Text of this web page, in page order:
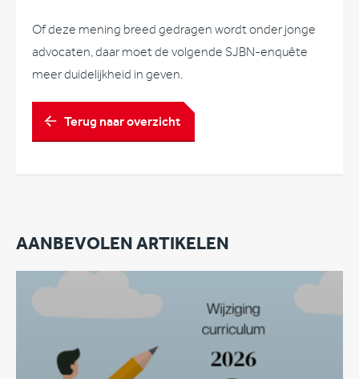
Of deze mening breed gedragen wordt onder jonge
advocaten, daar moet de volgende SJBN-enquête
meer duidelijkheid in geven.
Terug naar overzicht
AANBEVOLEN ARTIKELEN